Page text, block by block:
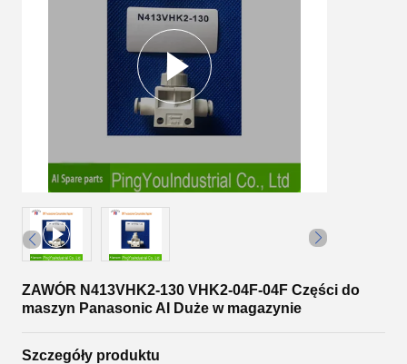
ZAWÓR N413VHK2-130 VHK2-04F-04F Części do
maszyn Panasonic AI Duże w magazynie
Szczegóły produktu